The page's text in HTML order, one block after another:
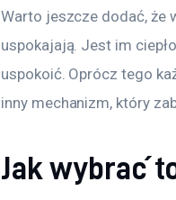
Warto jeszcze dodać, że
uspokajają. Jest im
uspokoić. Oprócz tego
inny mechanizm, który
Jak wybrać